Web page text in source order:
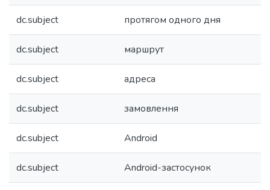
dc.subject протягом одного дня
dc.subject маршрут
dc.subject адреса
dc.subject замовлення
dc.subject Android
dc.subject Android-застосунок